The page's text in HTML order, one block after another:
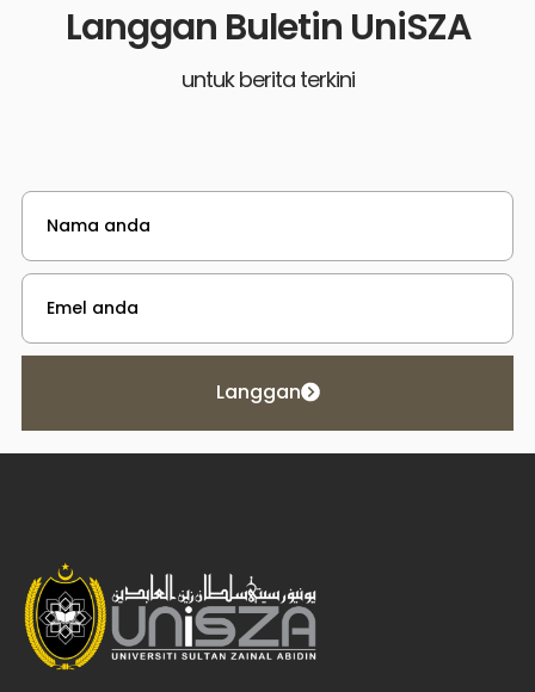
Langgan Buletin UniSZA
untuk berita terkini
Langgan